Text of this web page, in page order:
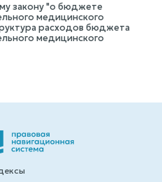
закону "о бюджете
медицинского
расходов бюджета
медицинского